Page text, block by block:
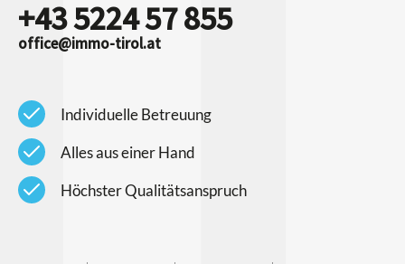
+43 5224 57 855
office@immo-tirol.at
check Individuelle Betreuung
check Alles aus einer Hand
check Höchster Qualitätsanspruch